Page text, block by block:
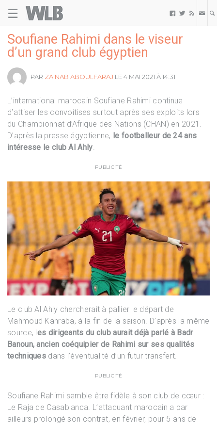
☰   
Soufiane Rahimi dans le viseur
d’un grand club égyptien
PAR ZAÏNAB ABOULFARAJ LE 4 MAI 2021 À 14:31
L’international marocain Soufiane Rahimi continue
d’attiser les convoitises surtout après ses exploits lors
du Championnat d’Afrique des Nations (CHAN) en 2021.
D’après la presse égyptienne, le footballeur de 24 ans
intéresse le club Al Ahly.
PUBLICITÉ
Le club Al Ahly chercherait à pallier le départ de
Mahmoud Kahraba, à la fin de la saison. D’après la même
source, les dirigeants du club aurait déjà parlé à Badr
Banoun, ancien coéquipier de Rahimi sur ses qualités
techniques dans l’éventualité d’un futur transfert.
PUBLICITÉ
Soufiane Rahimi semble être fidèle à son club de cœur :
Le Raja de Casablanca. L’attaquant marocain a par
ailleurs prolongé son contrat, en février, pour 5 ans de